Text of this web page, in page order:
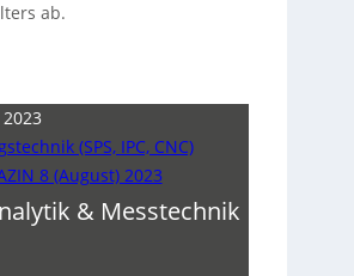
ab.
(SPS, IPC, CNC)
8 (August) 2023
& Messtechnik